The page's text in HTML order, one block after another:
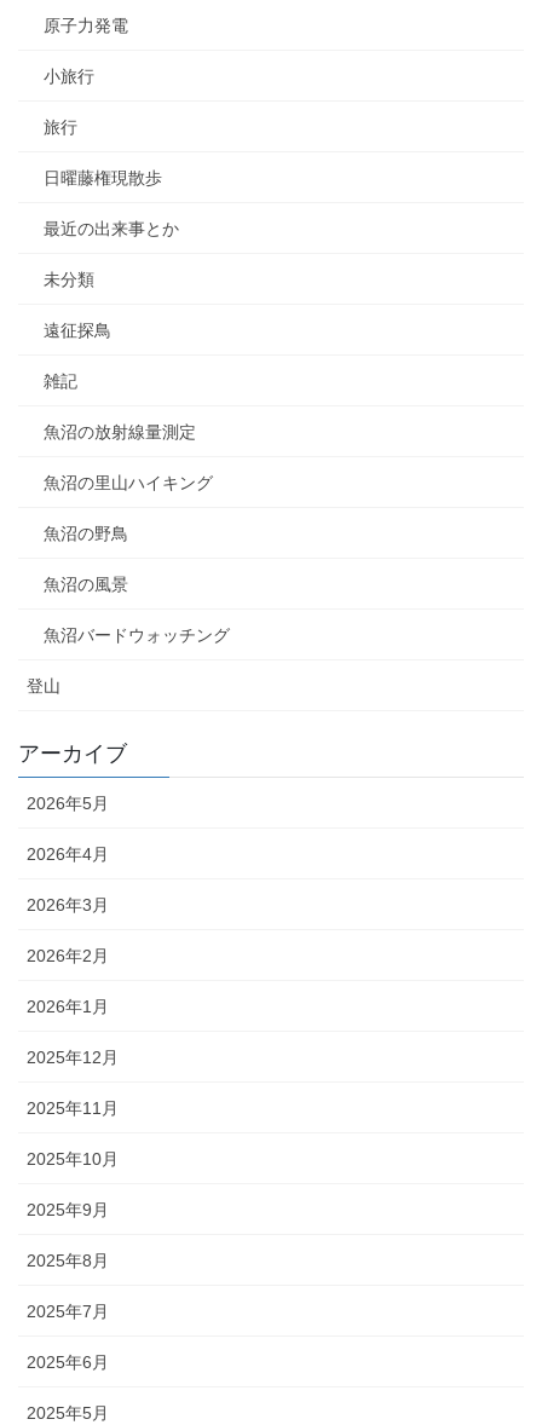
原子力発電
小旅行
旅行
日曜藤権現散歩
最近の出来事とか
未分類
遠征探鳥
雑記
魚沼の放射線量測定
魚沼の里山ハイキング
魚沼の野鳥
魚沼の風景
魚沼バードウォッチング
登山
アーカイブ
2026年5月
2026年4月
2026年3月
2026年2月
2026年1月
2025年12月
2025年11月
2025年10月
2025年9月
2025年8月
2025年7月
2025年6月
2025年5月